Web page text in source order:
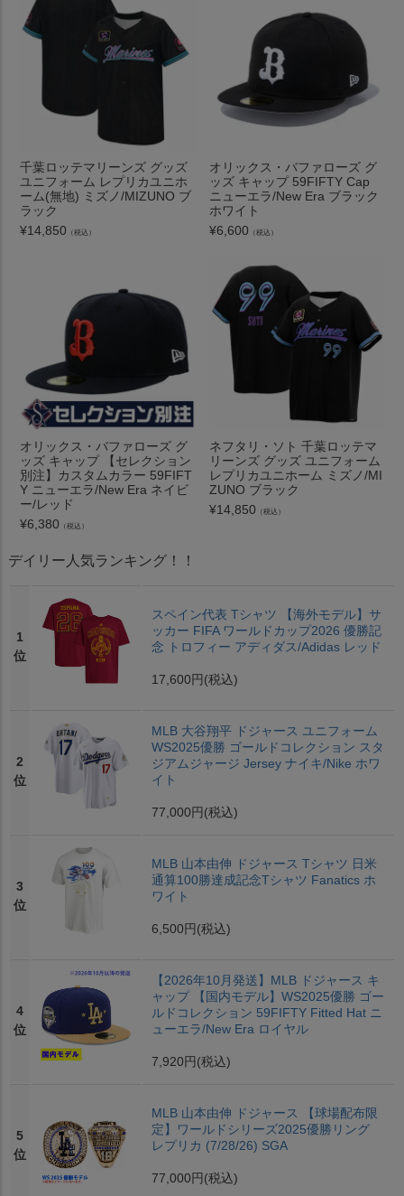
千葉ロッテマリーンズ グッズ
ユニフォーム レプリカユニホ
ーム(無地) ミズノ/MIZUNO ブ
ラック
¥14,850 （税込）
オリックス・バファローズ グ
ッズ キャップ 59FIFTY Cap
ニューエラ/New Era ブラック
ホワイト
¥6,600 （税込）
オリックス・バファローズ グ
ッズ キャップ 【セレクション
別注】カスタムカラー 59FIFT
Y ニューエラ/New Era ネイビ
ー/レッド
¥6,380 （税込）
ネフタリ・ソト 千葉ロッテマ
リーンズ グッズ ユニフォーム
レプリカユニホーム ミズノ/MI
ZUNO ブラック
¥14,850 （税込）
デイリー人気ランキング！！
1
位
スペイン代表 Tシャツ 【海外モデル】サ
ッカー FIFA ワールドカップ2026 優勝記
念 トロフィー アディダス/Adidas レッド
17,600円 (税込)
2
位
MLB 大谷翔平 ドジャース ユニフォーム
WS2025優勝 ゴールドコレクション スタ
ジアムジャージ Jersey ナイキ/Nike ホワ
イト
77,000円 (税込)
3
位
MLB 山本由伸 ドジャース Tシャツ 日米
通算100勝達成記念Tシャツ Fanatics ホ
ワイト
6,500円 (税込)
4
位
【2026年10月発送】MLB ドジャース キ
ャップ 【国内モデル】WS2025優勝 ゴー
ルドコレクション 59FIFTY Fitted Hat ニ
ューエラ/New Era ロイヤル
7,920円 (税込)
5
位
MLB 山本由伸 ドジャース 【球場配布限
定】ワールドシリーズ2025優勝リング
レプリカ (7/28/26) SGA
77,000円 (税込)